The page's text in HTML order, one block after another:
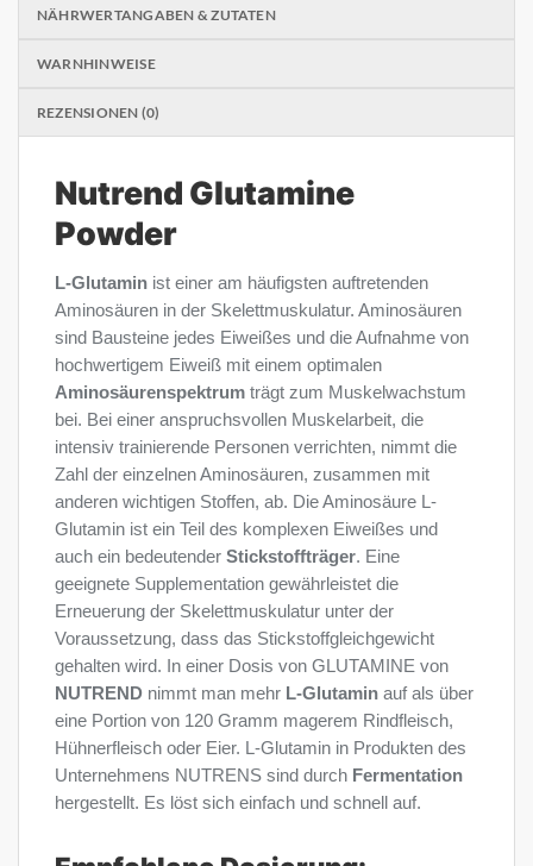
NÄHRWERTANGABEN & ZUTATEN
WARNHINWEISE
REZENSIONEN (0)
Nutrend Glutamine
Powder
L-Glutamin ist einer am häufigsten auftretenden
Aminosäuren in der Skelettmuskulatur. Aminosäuren
sind Bausteine jedes Eiweißes und die Aufnahme von
hochwertigem Eiweiß mit einem optimalen
Aminosäurenspektrum trägt zum Muskelwachstum
bei. Bei einer anspruchsvollen Muskelarbeit, die
intensiv trainierende Personen verrichten, nimmt die
Zahl der einzelnen Aminosäuren, zusammen mit
anderen wichtigen Stoffen, ab. Die Aminosäure L-
Glutamin ist ein Teil des komplexen Eiweißes und
auch ein bedeutender Stickstoffträger. Eine
geeignete Supplementation gewährleistet die
Erneuerung der Skelettmuskulatur unter der
Voraussetzung, dass das Stickstoffgleichgewicht
gehalten wird. In einer Dosis von GLUTAMINE von
NUTREND nimmt man mehr L-Glutamin auf als über
eine Portion von 120 Gramm magerem Rindfleisch,
Hühnerfleisch oder Eier. L-Glutamin in Produkten des
Unternehmens NUTRENS sind durch Fermentation
hergestellt. Es löst sich einfach und schnell auf.